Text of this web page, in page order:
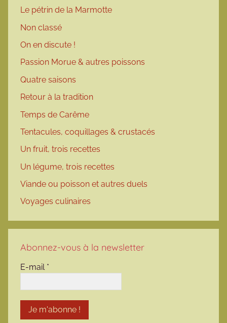
Le pétrin de la Marmotte
Non classé
On en discute !
Passion Morue & autres poissons
Quatre saisons
Retour à la tradition
Temps de Carême
Tentacules, coquillages & crustacés
Un fruit, trois recettes
Un légume, trois recettes
Viande ou poisson et autres duels
Voyages culinaires
Abonnez-vous à la newsletter
E-mail *